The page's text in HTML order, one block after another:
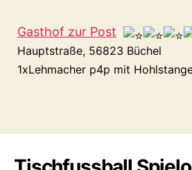
Gasthof zur Post
Hauptstraße, 56823 Büchel
1xLehmacher p4p mit